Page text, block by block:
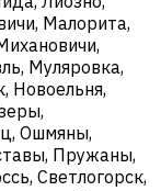
Малорита,
Муляровка,
Новоельня,
Ошмяны,
Пружаны,
Светлогорск,